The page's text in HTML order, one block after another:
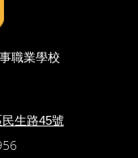
職業學校
生路45號